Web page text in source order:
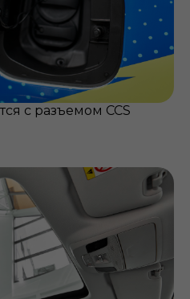
с разъемом CCS